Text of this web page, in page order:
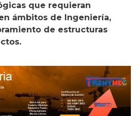
que requieran
ámbitos de Ingeniería,
de estructuras